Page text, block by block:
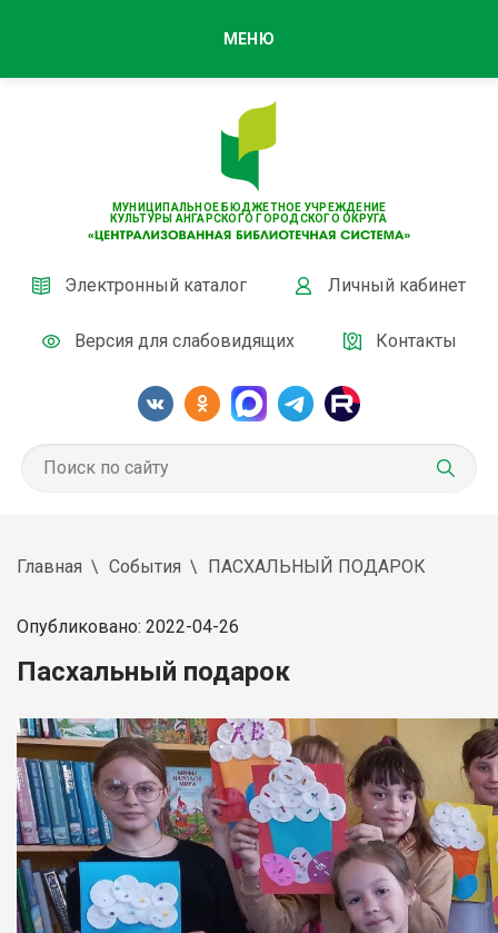
МУНИЦИПАЛЬНОЕ БЮДЖЕТНОЕ УЧРЕЖДЕНИЕ
КУЛЬТУРЫ АНГАРСКОГО ГОРОДСКОГО ОКРУГА
Электронный каталог Личный кабинет
Версия для слабовидящих Контакты
МЕНЮ
Главная События ПАСХАЛЬНЫЙ ПОДАРОК
Опубликовано: 2022-04-26
Пасхальный подарок